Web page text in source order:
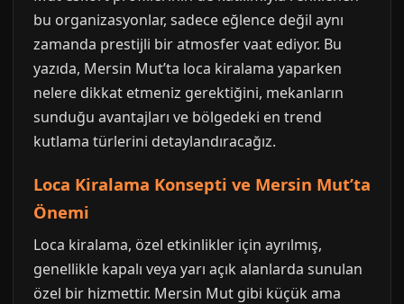
bu organizasyonlar, sadece eğlence değil aynı
zamanda prestijli bir atmosfer vaat ediyor. Bu
yazıda, Mersin Mut’ta loca kiralama yaparken
nelere dikkat etmeniz gerektiğini, mekanların
sunduğu avantajları ve bölgedeki en trend
kutlama türlerini detaylandıracağız.
Loca Kiralama Konsepti ve Mersin Mut’ta
Önemi
Loca kiralama, özel etkinlikler için ayrılmış,
genellikle kapalı veya yarı açık alanlarda sunulan
özel bir hizmettir. Mersin Mut gibi küçük ama